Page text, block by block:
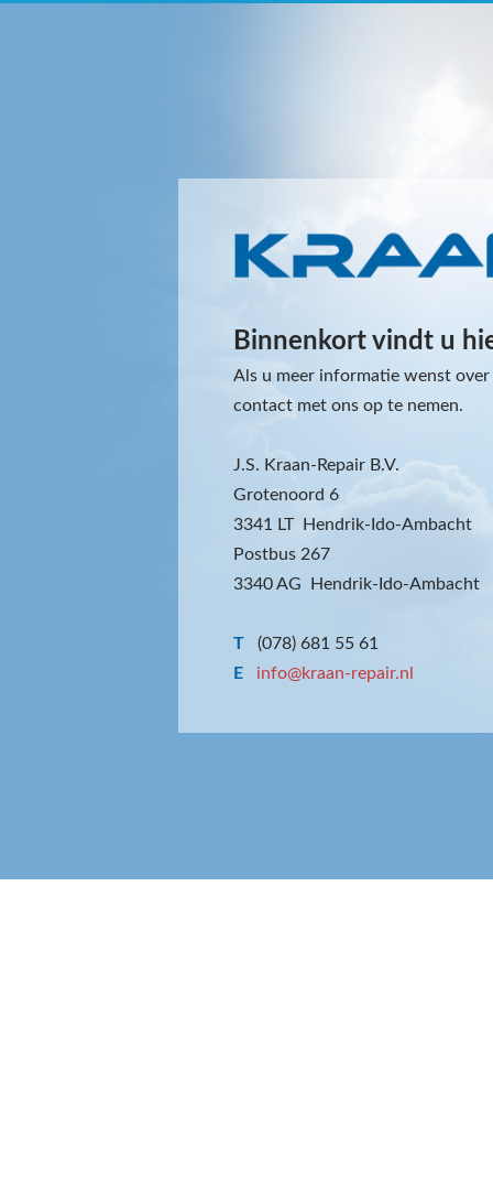
Binnenkort vindt u
Als u meer informatie wenst
contact met ons op te nemen.
J.S. Kraan-Repair B.V.
Grotenoord 6
3341 LT Hendrik-Ido-Ambacht
Postbus 267
3340 AG Hendrik-Ido-Ambacht
T
(078) 681 55 61
E
info@kraan-repair.nl